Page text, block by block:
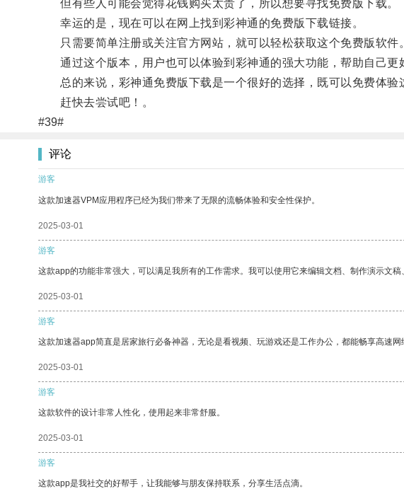
但有些人可能会觉得花钱购买太贵了，所以想要寻找免费版下载。
幸运的是，现在可以在网上找到彩神通的免费版下载链接。
只需要简单注册或关注官方网站，就可以轻松获取这个免费版软件。
通过这个版本，用户也可以体验到彩神通的强大功能，帮助自己更
总的来说，彩神通免费版下载是一个很好的选择，既可以免费体验
赶快去尝试吧！。
#39#
评论
游客
这款加速器VPM应用程序已经为我们带来了无限的流畅体验和安全性保护。
2025-03-01
游客
这款app的功能非常强大，可以满足我所有的工作需求。我可以使用它来编辑文档、制作演示文稿
2025-03-01
游客
这款加速器app简直是居家旅行必备神器，无论是看视频、玩游戏还是工作办公，都能畅享高速
2025-03-01
游客
这款软件的设计非常人性化，使用起来非常舒服。
2025-03-01
游客
这款app是我社交的好帮手，让我能够与朋友保持联系，分享生活点滴。